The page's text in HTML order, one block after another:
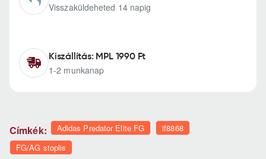
Visszaküldeheted 14 napig
Kiszállítás: MPL 1990 Ft
1-2 munkanap
Címkék: Adidas Predator Elite FG
if8868
FG/AG stoplis